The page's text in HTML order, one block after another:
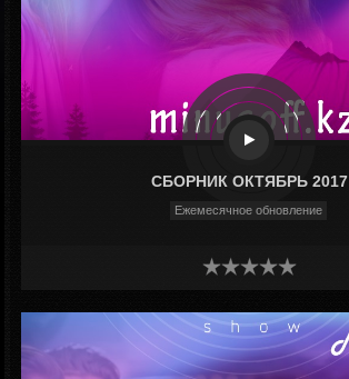
СБОРНИК ОКТЯБРЬ 2017
Ежемесячное обновление